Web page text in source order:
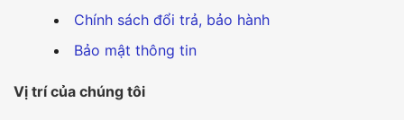
Chính sách đổi trả, bảo hành
Bảo mật thông tin
Vị trí của chúng tôi